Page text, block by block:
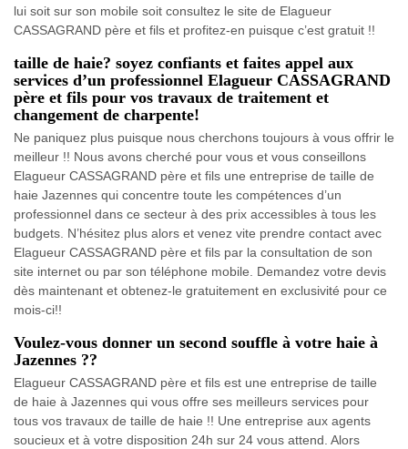
lui soit sur son mobile soit consultez le site de Elagueur
CASSAGRAND père et fils et profitez-en puisque c’est gratuit !!
taille de haie? soyez confiants et faites appel aux
services d’un professionnel Elagueur CASSAGRAND
père et fils pour vos travaux de traitement et
changement de charpente!
Ne paniquez plus puisque nous cherchons toujours à vous offrir le
meilleur !! Nous avons cherché pour vous et vous conseillons
Elagueur CASSAGRAND père et fils une entreprise de taille de
haie Jazennes qui concentre toute les compétences d’un
professionnel dans ce secteur à des prix accessibles à tous les
budgets. N’hésitez plus alors et venez vite prendre contact avec
Elagueur CASSAGRAND père et fils par la consultation de son
site internet ou par son téléphone mobile. Demandez votre devis
dès maintenant et obtenez-le gratuitement en exclusivité pour ce
mois-ci!!
Voulez-vous donner un second souffle à votre haie à
Jazennes ??
Elagueur CASSAGRAND père et fils est une entreprise de taille
de haie à Jazennes qui vous offre ses meilleurs services pour
tous vos travaux de taille de haie !! Une entreprise aux agents
soucieux et à votre disposition 24h sur 24 vous attend. Alors